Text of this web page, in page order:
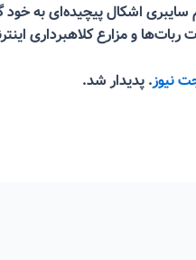
و مزارع کلاهبرداری
نیوز. پدیدار شد.